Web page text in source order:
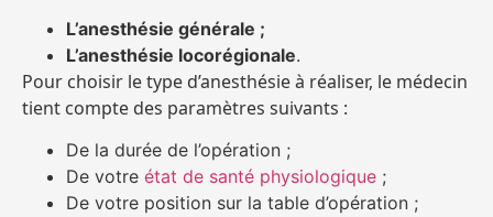
L’anesthésie générale ;
L’anesthésie locorégionale.
Pour choisir le type d’anesthésie à réaliser, le médecin
tient compte des paramètres suivants :
De la durée de l’opération ;
De votre état de santé physiologique ;
De votre position sur la table d’opération ;